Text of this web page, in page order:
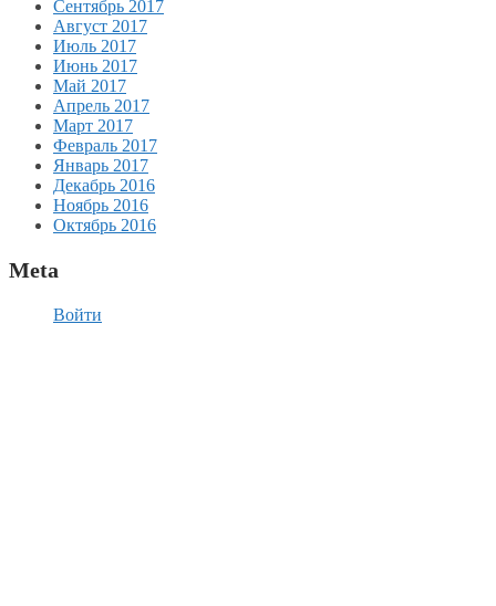
Сентябрь 2017
Август 2017
Июль 2017
Июнь 2017
Май 2017
Апрель 2017
Март 2017
Февраль 2017
Январь 2017
Декабрь 2016
Ноябрь 2016
Октябрь 2016
Meta
Войти